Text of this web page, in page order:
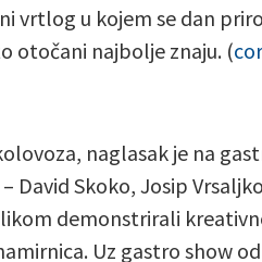
vrtlog u kojem se dan
otočani najbolje znaju. (
naglasak je na
David Skoko, Josip
demonstrirali
Uz gastro show